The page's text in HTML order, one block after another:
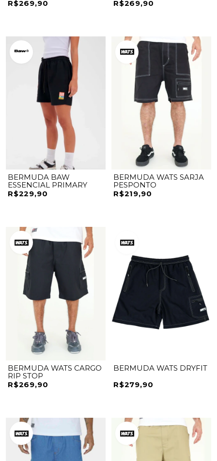
R$269,90 R$269,90
BERMUDA BAW
ESSENCIAL PRIMARY
R$229,90
BERMUDA WATS SARJA
PESPONTO
R$219,90
BERMUDA WATS CARGO
RIP STOP
R$269,90
BERMUDA WATS DRYFIT
R$279,90